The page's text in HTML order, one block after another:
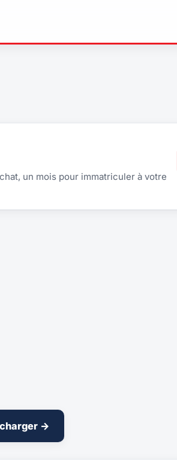
un mois pour immatriculer à votre
→